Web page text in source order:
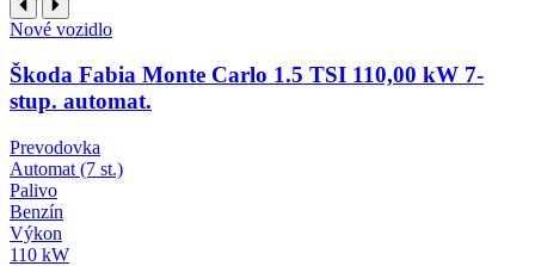
Nové vozidlo
Škoda Fabia Monte Carlo 1.5 TSI 110,00 kW 7-
stup. automat.
Prevodovka
Automat (7 st.)
Palivo
Benzín
Výkon
110 kW